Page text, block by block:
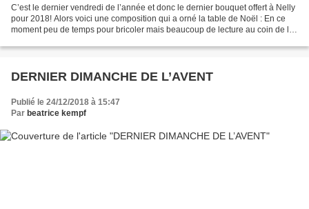
C’est le dernier vendredi de l’année et donc le dernier bouquet offert à Nelly
pour 2018! Alors voici une composition qui a orné la table de Noël : En ce
moment peu de temps pour bricoler mais beaucoup de lecture au coin de la
DERNIER DIMANCHE DE L’AVENT
Publié le 24/12/2018 à 15:47
Par beatrice kempf